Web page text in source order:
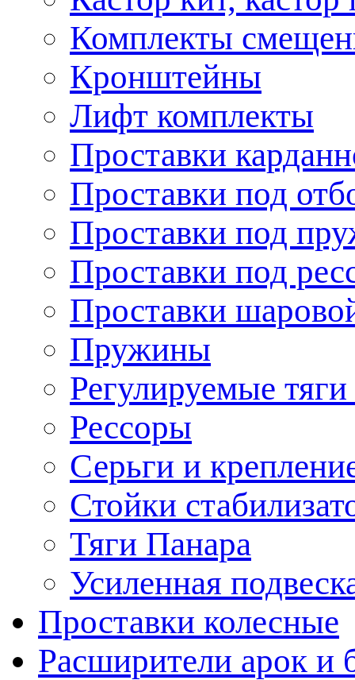
Комплекты
Кронштейны
Лифт комплекты
Проставки
Проставки под
Проставки под
Проставки под
Проставки
Пружины
Регулируемые
Рессоры
Серьги и
Стойки
Тяги Панара
Усиленная
Проставки колесные
Расширители арок и